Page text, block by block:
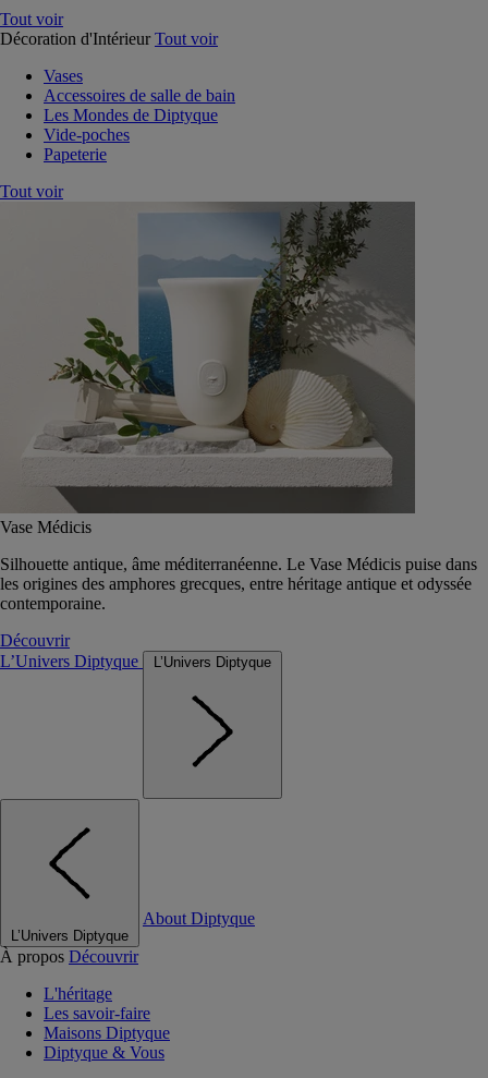
Tout voir
Décoration d'Intérieur Tout voir
Vases
Accessoires de salle de bain
Les Mondes de Diptyque
Vide-poches
Papeterie
Tout voir
Vase Médicis
Silhouette antique, âme méditerranéenne. Le Vase Médicis puise dans
les origines des amphores grecques, entre héritage antique et odyssée
contemporaine.
Découvrir
L’Univers Diptyque
L’Univers Diptyque
L’Univers Diptyque
About Diptyque
À propos Découvrir
L'héritage
Les savoir-faire
Maisons Diptyque
Diptyque & Vous